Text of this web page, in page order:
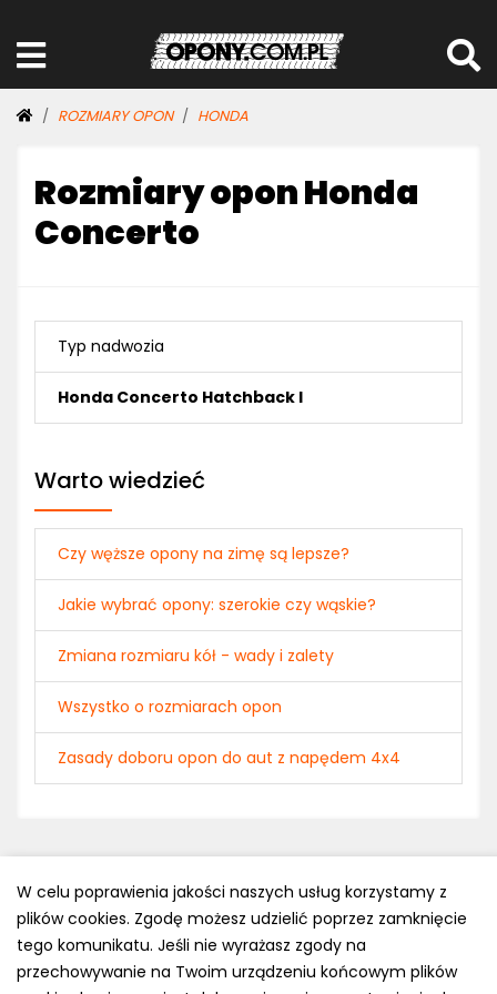
ROZMIARY OPON HONDA
Rozmiary opon Honda
Concerto
Typ nadwozia
Honda Concerto Hatchback I
Warto wiedzieć
Czy węższe opony na zimę są lepsze?
Jakie wybrać opony: szerokie czy wąskie?
Zmiana rozmiaru kół - wady i zalety
Wszystko o rozmiarach opon
Zasady doboru opon do aut z napędem 4x4
Polityka prywatności
e-mail: kontakt@opony.com.pl
W celu poprawienia jakości naszych usług korzystamy z
plików cookies. Zgodę możesz udzielić poprzez zamknięcie
tego komunikatu. Jeśli nie wyrażasz zgody na
przechowywanie na Twoim urządzeniu końcowym plików